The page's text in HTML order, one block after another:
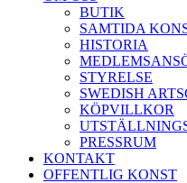
BUTIK
SAMTIDA
HISTORIA
STYRELSE
SWEDISH
KÖPVILLKOR
PRESSRUM
KONTAKT
OFFENTLIG KONST